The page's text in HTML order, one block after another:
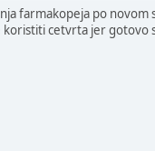
farmakopeja po
cetvrta jer